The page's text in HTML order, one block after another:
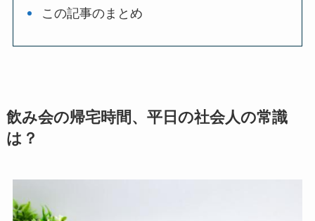
この記事のまとめ
飲み会の帰宅時間、平日の社会人の常識
は？